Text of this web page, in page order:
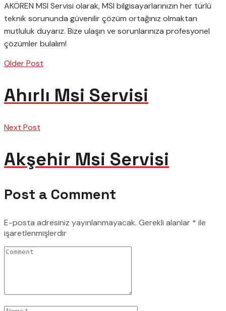
AKÖREN MSI Servisi olarak, MSI bilgisayarlarınızın her türlü
teknik sorununda güvenilir çözüm ortağınız olmaktan
mutluluk duyarız. Bize ulaşın ve sorunlarınıza profesyonel
çözümler bulalım!
Older Post
Ahırlı Msi Servisi
Next Post
Akşehir Msi Servisi
Post a Comment
E-posta adresiniz yayınlanmayacak. Gerekli alanlar * ile
işaretlenmişlerdir